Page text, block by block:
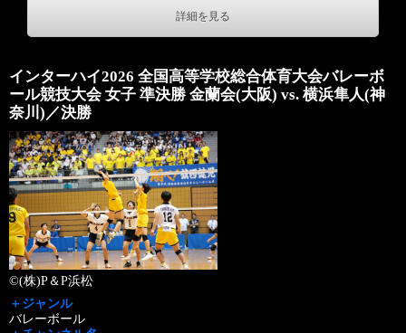
詳細を見る
インターハイ2026 全国高等学校総合体育大会バレーボ
ール競技大会 女子 準決勝 金蘭会(大阪) vs. 横浜隼人(神
奈川)／決勝
©(株)P＆P浜松
＋ジャンル
バレーボール